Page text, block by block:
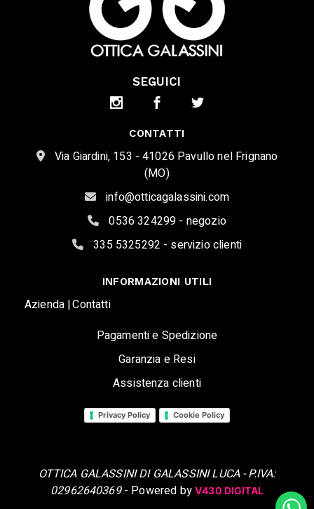
SEGUICI
CONTATTI
Via Giardini, 153 - 41026 Pavullo nel Frignano
(MO)
info@otticagalassini.com
0536 324299 - negozio
335 5325292 - servizio clienti
INFORMAZIONI UTILI
Azienda |Contatti
Pagamenti e Spedizione
Garanzia e Resi
Assistenza clienti
Privacy Policy Cookie Policy
OTTICA GALASSINI DI GALASSINI LUCA - P.IVA:
02962640369- Powered byV430 DIGITAL